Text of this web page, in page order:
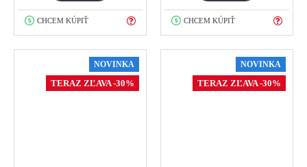
CHCEM KÚPIŤ CHCEM KÚPIŤ
NOVINKA
TERAZ ZĽAVA -30%
NOVINKA
TERAZ ZĽAVA -30%